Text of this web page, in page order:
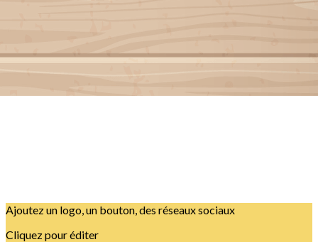
Ajoutez un logo, un bouton, des réseaux sociaux
Cliquez pour éditer